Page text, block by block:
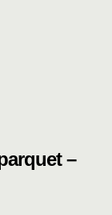
–